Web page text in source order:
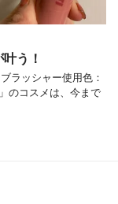
う！
ラッシャー使用色：
のコスメは、今まで